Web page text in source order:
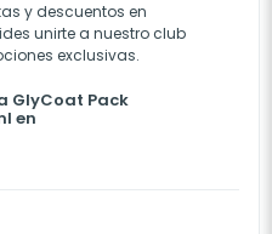
y descuentos en
unirte a nuestro club
exclusivas.
GlyCoat Pack
en